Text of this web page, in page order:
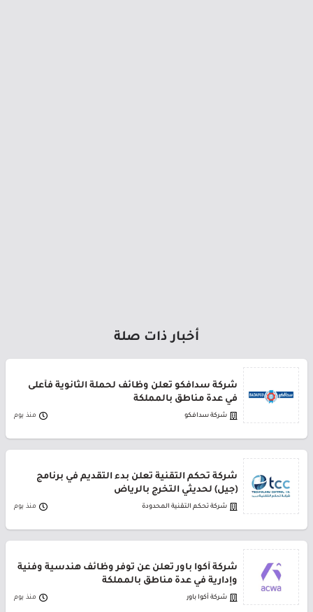
أخبار ذات صلة
شركة سدافكو تعلن وظائف لحملة الثانوية فأعلى
في عدة مناطق بالمملكة
شركة سدافكو منذ يوم
شركة تحكم التقنية تعلن بدء التقديم في برنامج
(جيل) لحديثي التخرج بالرياض
شركة تحكم التقنية المحدودة منذ يوم
شركة أكوا باور تعلن عن توفر وظائف هندسية وفنية
وإدارية في عدة مناطق بالمملكة
شركة أكوا باور منذ يوم